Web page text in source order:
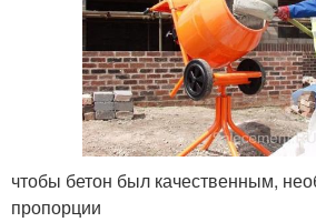
чтобы бетон был качественным,
пропорции